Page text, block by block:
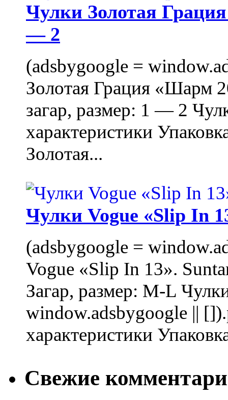
Чулки Золотая
— 2
(adsbygoogle =
Золотая Грация «Шарм
загар, размер: 1 — 2
характеристики
Золотая...
Чулки Vogue «Slip In
(adsbygoogle =
Vogue «Slip In 13».
Загар, размер: M-L
window.adsbygoogle ||
характеристики
Свежие